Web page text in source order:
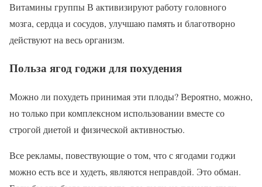
Витамины группы В активизируют работу головного
мозга, сердца и сосудов, улучшаю память и благотворно
действуют на весь организм.
Польза ягод годжи для похудения
Можно ли похудеть принимая эти плоды? Вероятно, можно,
но только при комплексном использовании вместе со
строгой диетой и физической активностью.
Все рекламы, повествующие о том, что с ягодами годжи
можно есть все и худеть, являются неправдой. Это обман.